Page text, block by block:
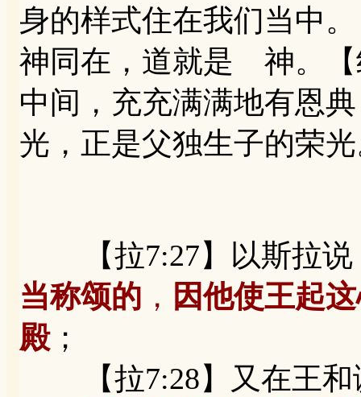
身的样式住在我们当中
神同在，道就是 神。【
中间，充充满满地有恩
光，正是父独生子的荣
【拉7:27】以斯拉说
当称颂的 ， 因他使王起
殿；
【拉7:28】又在王和